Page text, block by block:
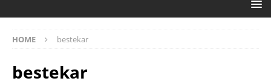
HOME bestekar
bestekar